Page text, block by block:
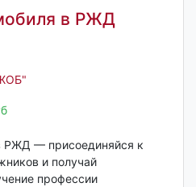
в РЖД
РЖД — присоединяйся к
и получай
профессии